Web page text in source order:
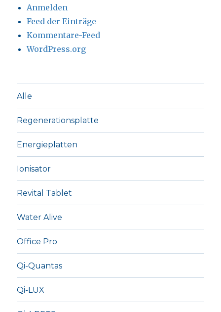
Anmelden
Feed der Einträge
Kommentare-Feed
WordPress.org
Alle
Regenerationsplatte
Energieplatten
Ionisator
Revital Tablet
Water Alive
Office Pro
Qi-Quantas
Qi-LUX